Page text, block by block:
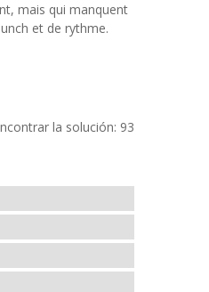
mais qui manquent
et de rythme.